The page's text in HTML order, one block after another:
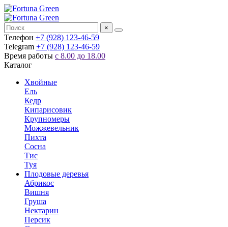
×
Телефон +7 (928) 123-46-59
Telegram +7 (928) 123-46-59
Время работы с 8.00 до 18.00
Каталог
Хвойные
Ель
Кедр
Кипарисовик
Крупномеры
Можжевельник
Пихта
Сосна
Тис
Туя
Плодовые деревья
Абрикос
Вишня
Груша
Нектарин
Персик